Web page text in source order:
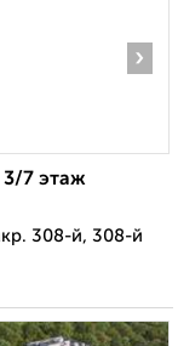
›
3/7 этаж
308-й, 308-й